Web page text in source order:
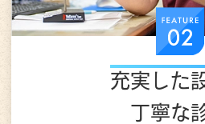
充実した
丁寧な